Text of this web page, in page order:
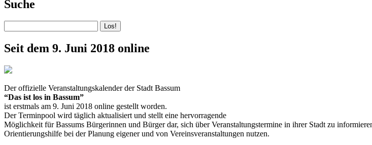
Suche
Seit dem 9. Juni 2018 online
Der offizielle Veranstaltungskalender der Stadt Bassum
“Das ist los in Bassum”
ist erstmals am 9. Juni 2018 online gestellt worden.
Der Terminpool wird täglich aktualisiert und stellt eine hervorragende
Möglichkeit für Bassums Bürgerinnen und Bürger dar, sich über Veranstaltungstermine in ihrer Stadt zu
Orientierungshilfe bei der Planung eigener und von Vereinsveranstaltungen nutzen.